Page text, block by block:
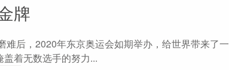
牌
后，2020年东京奥运会如期举办，给世界带来了一
着无数选手的努力...